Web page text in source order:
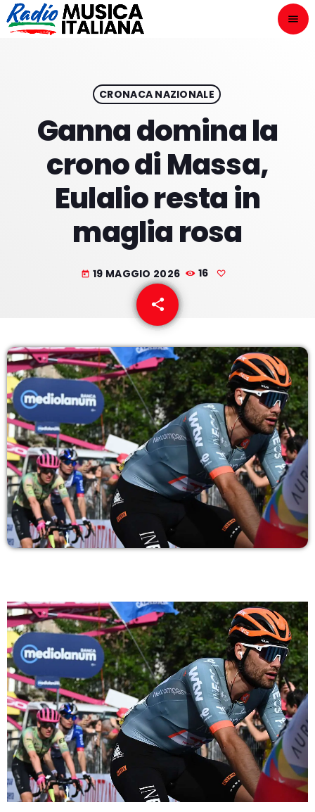
menu
play_arrow
I VOLTI DELLA RADIO
LE NOTIZIE
CONTATTI
CRONACA NAZIONALE
Ganna domina la
crono di Massa,
Eulalio resta in
maglia rosa
today 19 MAGGIO 2026 16
share
email